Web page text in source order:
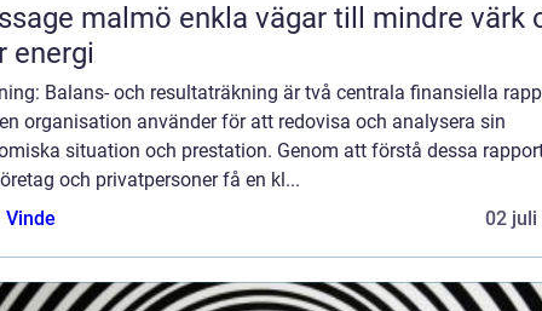
enkla vägar till mindre värk och
energi
Balans- och resultaträkning är två centrala finansiella
organisation använder för att redovisa och analysera sin
situation och prestation. Genom att förstå dessa
och privatpersoner få en kl...
Vinde
02 juli